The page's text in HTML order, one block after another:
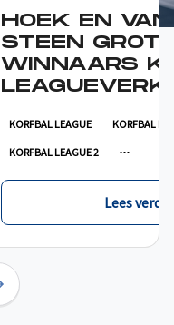
HOEK EN VAN
STEEN
WINNAARS
KORFBAL LEAGUE KORFBAL
KORFBAL LEAGUE 2
Lees verder